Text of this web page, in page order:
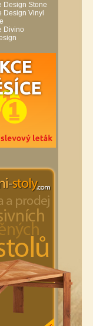
Design Stone
Design Vinyl
Divino